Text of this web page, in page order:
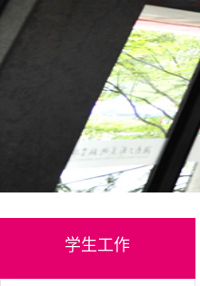
学生工作